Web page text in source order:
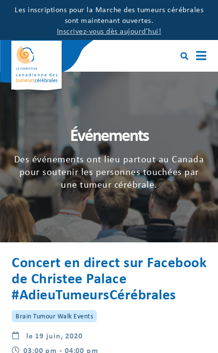
Les inscriptions pour la Marche des tumeurs cérébrales
sont maintenant ouvertes.
Inscrivez-vous dès aujourd'hui!
Événements
Des événements ont lieu partout au Canada
pour soutenir les personnes touchées par
une tumeur cérébrale.
Concert en direct sur Facebook
de Christee Palace
#AdieuTumeursCérébrales
Brain Tumour Walk Events
le 19 juin, 2020
03:00 pm - 04:00 pm